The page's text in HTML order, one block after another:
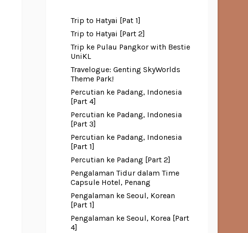
Trip to Hatyai [Pat 1]
Trip to Hatyai [Part 2]
Trip ke Pulau Pangkor with Bestie
UniKL
Travelogue: Genting SkyWorlds
Theme Park!
Percutian ke Padang, Indonesia
[Part 4]
Percutian ke Padang, Indonesia
[Part 3]
Percutian ke Padang, Indonesia
[Part 1]
Percutian ke Padang [Part 2]
Pengalaman Tidur dalam Time
Capsule Hotel, Penang
Pengalaman ke Seoul, Korean
[Part 1]
Pengalaman ke Seoul, Korea [Part
4]